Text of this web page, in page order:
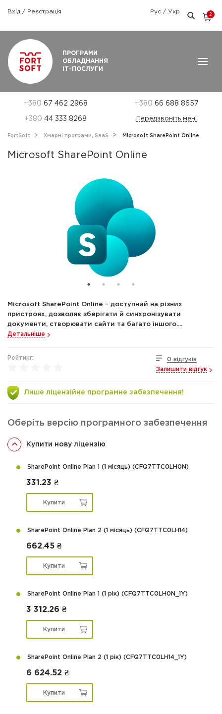
Вхід / Реєстрація Рус / Укр
2
ПРОГРАМИ
ОБЛАДНАННЯ
ІТ-ПОСЛУГИ
+380 67 462 2968 +380 66 688 8657
+380 44 333 8268 Передзвоніть мені
FortSoft Хмарні програми, SaaS Microsoft SharePoint Online
Microsoft SharePoint Online
Microsoft SharePoint Online – доступний на різних
пристроях, дозволяє зберігати й синхронізувати
документи, створювати сайти та багато іншого....
Детальніше
Рейтинг:
0 відгуків
Залишити відгук
Лише ліцензійне програмне забезпечення!
Оберіть версію програмного забезпечення
Купити нову ліцензію
SharePoint Online Plan 1 (1 місяць) (CFQ7TTC0LH0N)
331.23 ₴
Купити
SharePoint Online Plan 2 (1 місяць) (CFQ7TTC0LH14)
662.45 ₴
Купити
SharePoint Online Plan 1 (1 рік) (CFQ7TTC0LH0N_1Y)
3 312.26 ₴
Купити
SharePoint Online Plan 2 (1 рік) (CFQ7TTC0LH14_1Y)
6 624.52 ₴
Купити